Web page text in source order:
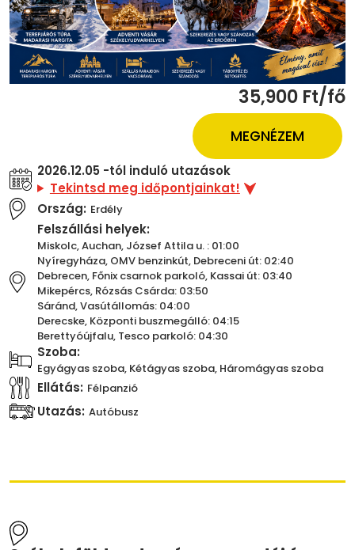
35,900 Ft/fő
MEGNÉZEM
2026.12.05 -tól induló utazások
Tekintsd meg időpontjainkat!
Ország: Erdély
Felszállási helyek:
Miskolc, Auchan, József Attila u. : 01:00
Nyíregyháza, OMV benzinkút, Debreceni út: 02:40
Debrecen, Főnix csarnok parkoló, Kassai út: 03:40
Mikepércs, Rózsás Csárda: 03:50
Sáránd, Vasútállomás: 04:00
Derecske, Központi buszmegálló: 04:15
Berettyóújfalu, Tesco parkoló: 04:30
Szoba:
Egyágyas szoba, Kétágyas szoba, Háromágyas szoba
Ellátás: Félpanzió
Utazás: Autóbusz